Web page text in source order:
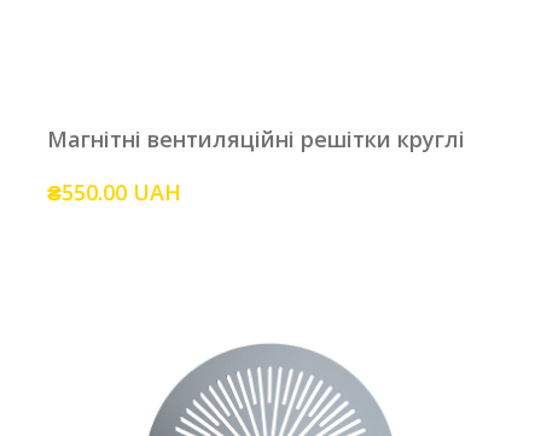
Магнітні вентиляційні решітки круглі
₴550.00 UAH